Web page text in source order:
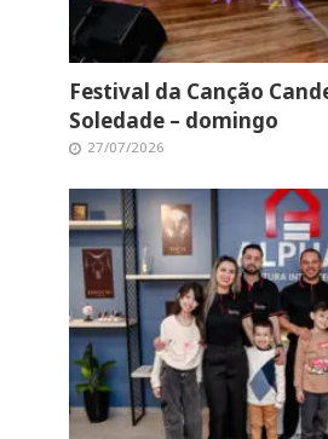
Festival da Canção
Soledade – domingo
27/07/2026